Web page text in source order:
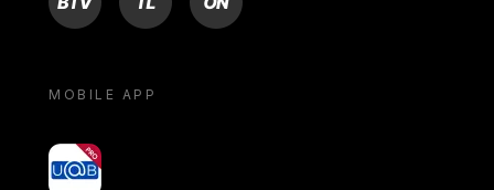
MOBILE APP
yoU@B